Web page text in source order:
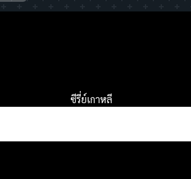
ซีรี่ย์เกาหลี